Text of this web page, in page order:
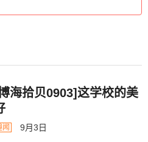
海拾贝0903]这学校的美
闻 9月3日